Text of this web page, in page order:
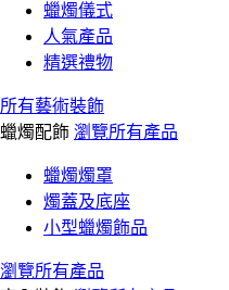
蠟燭儀式
人氣產品
精選禮物
所有藝術裝飾
蠟燭配飾 瀏覽所有產品
蠟燭燭罩
燭蓋及底座
小型蠟燭飾品
瀏覽所有產品